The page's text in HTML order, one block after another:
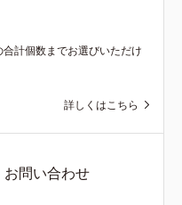
計個数までお選びいただけ
詳しくはこちら
問い合わせ